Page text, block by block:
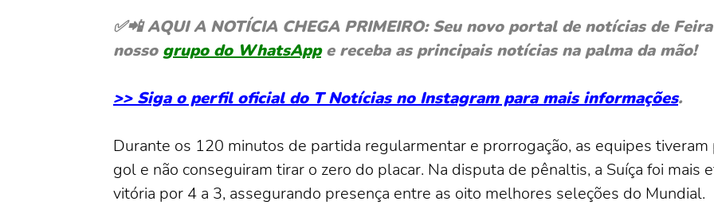
✅📲 AQUI A NOTÍCIA CHEGA PRIMEIRO: Seu novo portal de notícias de
nosso grupo do WhatsAppe receba as principais notícias na palma da mão!
>> Siga o perfil oficial do T Notícias no Instagram para mais informações.
Durante os 120 minutos de partida regularmentar e prorrogação, as equipes
gol e não conseguiram tirar o zero do placar. Na disputa de pênaltis, a Suíça foi mais
vitória por 4 a 3, assegurando presença entre as oito melhores seleções do Mundial.